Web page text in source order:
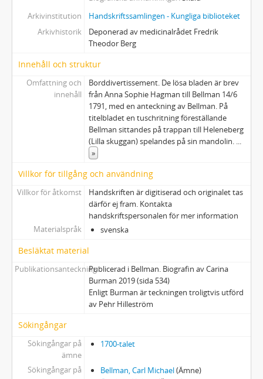
Arkivinstitution
Handskriftssamlingen - Kungliga biblioteket
Arkivhistorik
Deponerad av medicinalrådet Fredrik
Theodor Berg
Innehåll och struktur
Omfattning och
innehåll
Borddivertissement. De lösa bladen är brev
från Anna Sophie Hagman till Bellman 14/6
1791, med en anteckning av Bellman. På
titelbladet en tuschritning föreställande
Bellman sittandes på trappan till Heleneberg
(Lilla skuggan) spelandes på sin mandolin.
»
Villkor för tillgång och användning
Villkor för åtkomst
Handskriften är digitiserad och originalet tas
därför ej fram. Kontakta
handskriftspersonalen för mer information
Materialspråk
svenska
Besläktat material
PublikationsanteckningPublicerad i Bellman. Biografin av Carina
Burman 2019 (sida 534)
Enligt Burman är teckningen troligtvis utförd
av Pehr Hilleström
Sökingångar
Sökingångar på
ämne
1700-talet
Sökingångar på
Bellman, Carl Michael(Ämne)